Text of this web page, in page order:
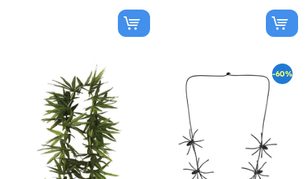
-60%